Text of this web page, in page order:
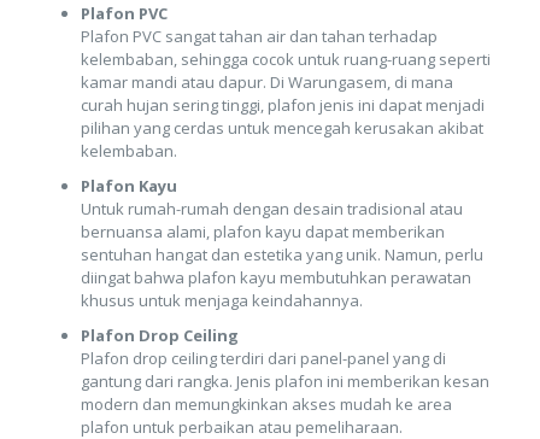
Plafon PVC
Plafon PVC sangat tahan air dan tahan terhadap
kelembaban, sehingga cocok untuk ruang-ruang seperti
kamar mandi atau dapur. Di Warungasem, di mana
curah hujan sering tinggi, plafon jenis ini dapat menjadi
pilihan yang cerdas untuk mencegah kerusakan akibat
kelembaban.
Plafon Kayu
Untuk rumah-rumah dengan desain tradisional atau
bernuansa alami, plafon kayu dapat memberikan
sentuhan hangat dan estetika yang unik. Namun, perlu
diingat bahwa plafon kayu membutuhkan perawatan
khusus untuk menjaga keindahannya.
Plafon Drop Ceiling
Plafon drop ceiling terdiri dari panel-panel yang di
gantung dari rangka. Jenis plafon ini memberikan kesan
modern dan memungkinkan akses mudah ke area
plafon untuk perbaikan atau pemeliharaan.